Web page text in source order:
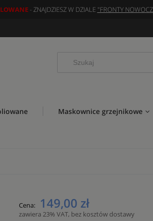
- ZNAJDZIESZ W DZIALE "FRONTY
Maskownice grzejnikowe
Cena: 149,00 zł
zawiera 23% VAT, bez kosztów dostawy